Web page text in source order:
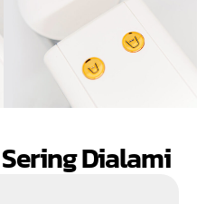
Dialami